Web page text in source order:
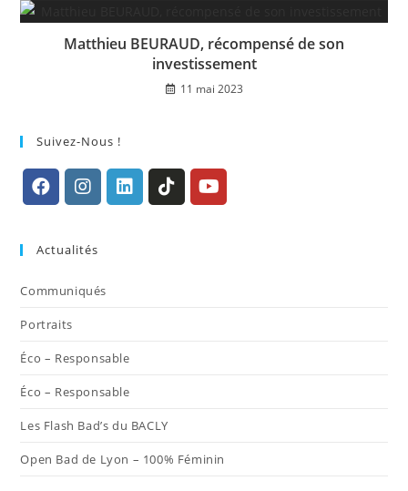
Matthieu BEURAUD, récompensé de son
investissement
11 mai 2023
Suivez-Nous !
un
nouvel
nouvel
Actualités
Communiqués
Portraits
Éco – Responsable
Éco – Responsable
Les Flash Bad’s du BACLY
Open Bad de Lyon – 100% Féminin